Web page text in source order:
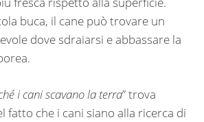
buca, il cane può trovare un
dove sdraiarsi e abbassare la
i cani scavano la terra” trova
fatto che i cani siano alla ricerca di